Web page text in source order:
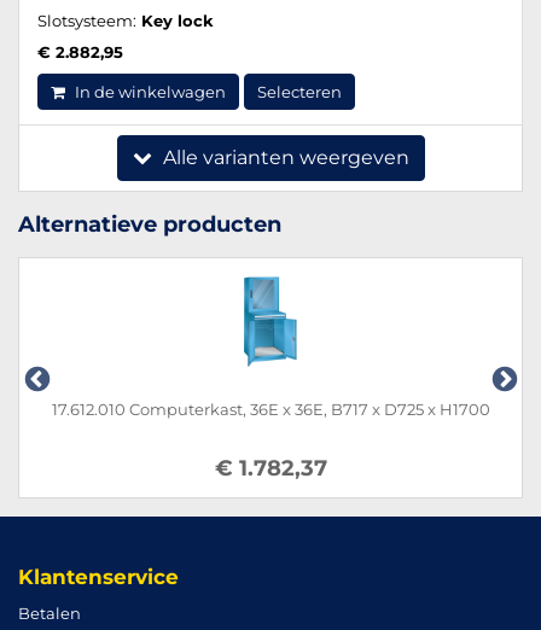
Slotsysteem: Key lock
€ 2.882,95
In de winkelwagen Selecteren
Alle varianten weergeven
Alternatieve producten
17.612.010 Computerkast, 36E x 36E, B717 x D725 x H1700
€ 1.782,37
Klantenservice
Betalen